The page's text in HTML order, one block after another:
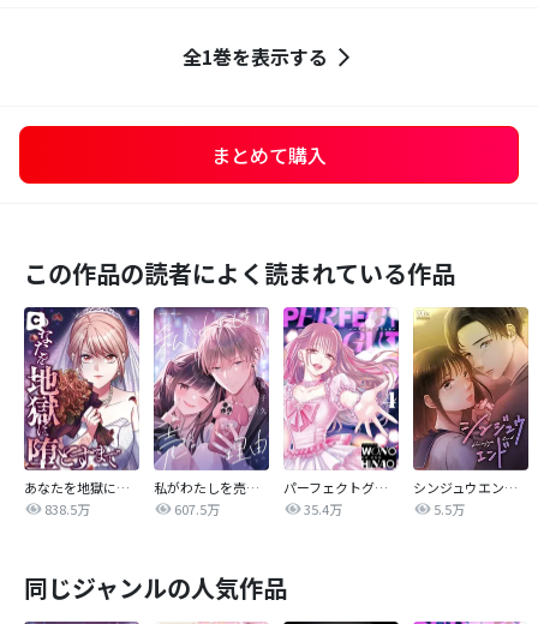
全1巻を表示する
まとめて購入
この作品の読者によく読まれている作品
あなたを地獄に堕とすまで
838.5万
私がわたしを売る理由
607.5万
パーフェクトグリッター
35.4万
シンジュウエンド【タテヨミ】
5.5万
同じジャンルの人気作品